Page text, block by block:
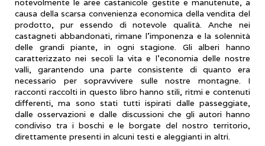
notevolmente le aree castanicole gestite e manutenute, a
causa della scarsa convenienza economica della vendita del
prodotto, pur essendo di notevole qualità. Anche nei
castagneti abbandonati, rimane l’imponenza e la solennità
delle grandi piante, in ogni stagione. Gli alberi hanno
caratterizzato nei secoli la vita e l’economia delle nostre
valli, garantendo una parte consistente di quanto era
necessario per sopravvivere sulle nostre montagne. I
racconti raccolti in questo libro hanno stili, ritmi e contenuti
differenti, ma sono stati tutti ispirati dalle passeggiate,
dalle osservazioni e dalle discussioni che gli autori hanno
condiviso tra i boschi e le borgate del nostro territorio,
direttamente presenti in alcuni testi e aleggianti in altri.